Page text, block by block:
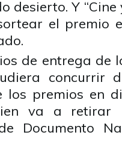
desierto. Y “Cine
el premio
de entrega de
concurrir
los premios en
va a retirar
Documento